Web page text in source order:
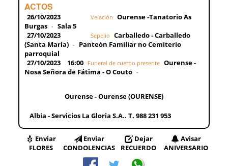
ACTOS
26/10/2023 Velación Ourense -Tanatorio As
Burgas - Sala 5
27/10/2023
Sepelio Carballedo - Carballedo
(Santa María) - Panteón Familiar no Cemiterio
parroquial
27/10/2023
16:00 Funeral de cuerpo presente Ourense -
Nosa Señora de Fátima - O Couto -
Ourense - Ourense (OURENSE)
Albia - Servicios La Gloria S.A.. T. 988 231 953
Enviar
FLORES
Enviar
CONDOLENCIAS
Dejar
RECUERDO
Avisar
ANIVERSARIO